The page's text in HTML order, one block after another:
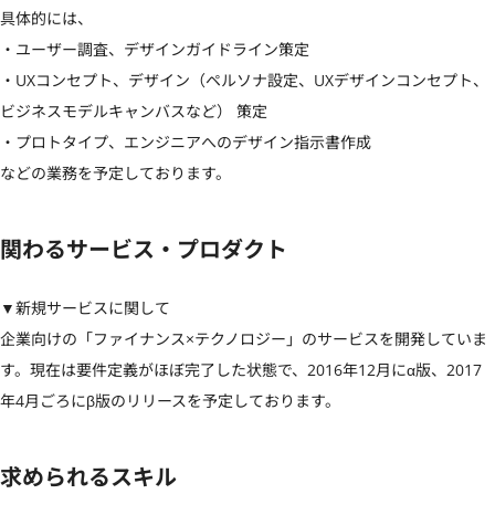
具体的には、
・ユーザー調査、デザインガイドライン策定
・UXコンセプト、デザイン（ペルソナ設定、UXデザインコンセプト、
ビジネスモデルキャンバスなど） 策定
・プロトタイプ、エンジニアへのデザイン指示書作成
などの業務を予定しております。
関わるサービス・プロダクト
▼新規サービスに関して
企業向けの「ファイナンス×テクノロジー」のサービスを開発していま
す。現在は要件定義がほぼ完了した状態で、2016年12月にα版、2017
年4月ごろにβ版のリリースを予定しております。
求められるスキル